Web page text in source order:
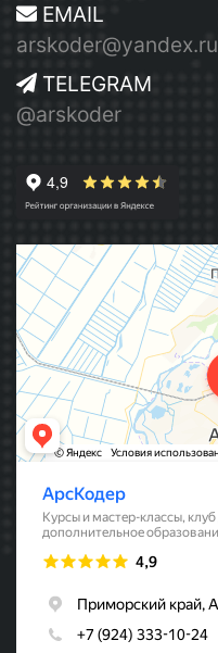
EMAIL
arskoder@yandex.ru
TELEGRAM
@arskoder